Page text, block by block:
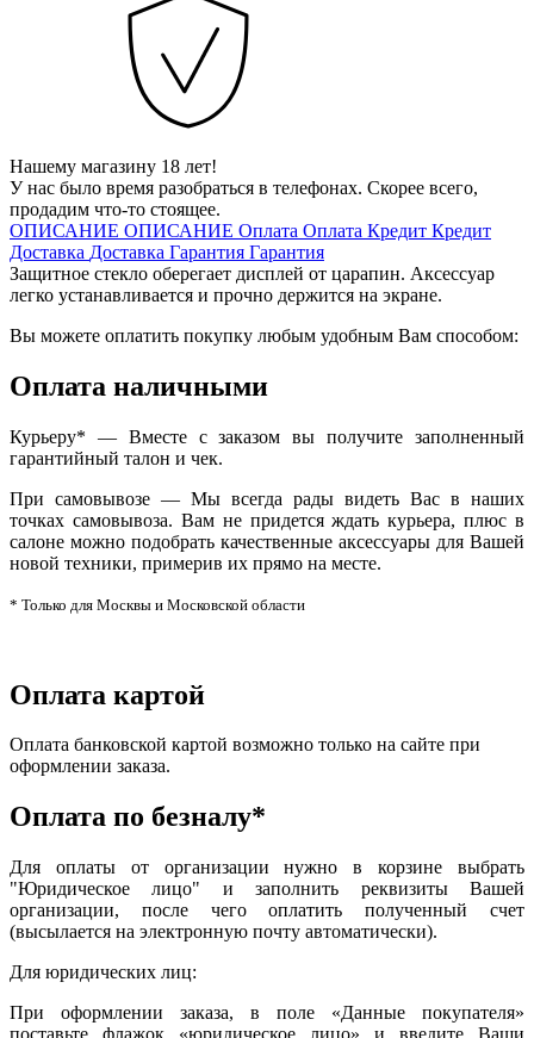
Нашему магазину 18 лет!
У нас было время разобраться в телефонах. Скорее всего,
продадим что-то стоящее.
ОПИСАНИЕ ОПИСАНИЕ Оплата Оплата Кредит Кредит
Доставка Доставка Гарантия Гарантия
Защитное стекло оберегает дисплей от царапин. Аксессуар
легко устанавливается и прочно держится на экране.
Вы можете оплатить покупку любым удобным Вам способом:
Оплата наличными
Курьеру* — Вместе с заказом вы получите заполненный
гарантийный талон и чек.
При самовывозе — Мы всегда рады видеть Вас в наших
точках самовывоза. Вам не придется ждать курьера, плюс в
салоне можно подобрать качественные аксессуары для Вашей
новой техники, примерив их прямо на месте.
* Только для Москвы и Московской области
Оплата картой
Оплата банковской картой возможно только на сайте при
оформлении заказа.
Оплата по безналу*
Для оплаты от организации нужно в корзине выбрать
"Юридическое лицо" и заполнить реквизиты Вашей
организации, после чего оплатить полученный счет
(высылается на электронную почту автоматически).
Для юридических лиц:
При оформлении заказа, в поле «Данные покупателя»